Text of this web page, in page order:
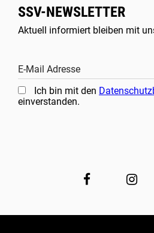
SSV-NEWSLETTER
Aktuell informiert bleiben mit
E-Mail Adresse
Ich bin mit den
einverstanden.